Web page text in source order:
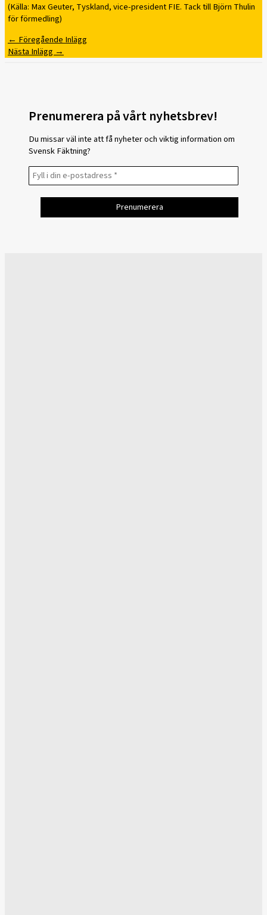
(Källa: Max Geuter, Tyskland, vice-president FIE. Tack till Björn Thulin
för förmedling)
← Föregående Inlägg
Nästa Inlägg →
Prenumerera på vårt nyhetsbrev!
Du missar väl inte att få nyheter och viktig information om
Svensk Fäktning?